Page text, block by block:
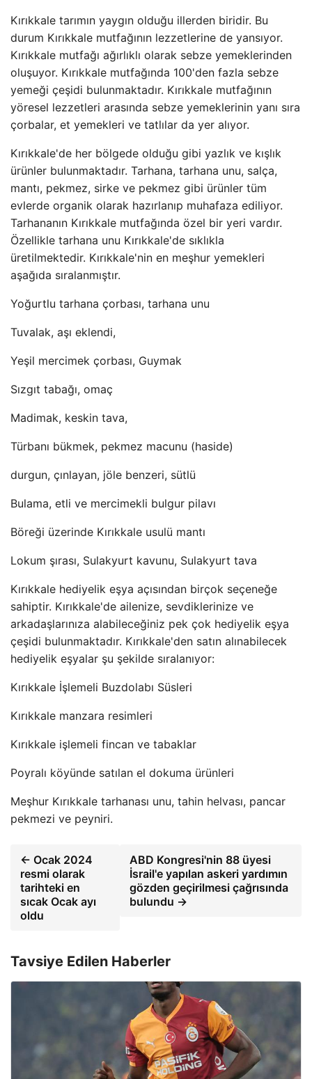
Kırıkkale tarımın yaygın olduğu illerden biridir. Bu
durum Kırıkkale mutfağının lezzetlerine de yansıyor.
Kırıkkale mutfağı ağırlıklı olarak sebze yemeklerinden
oluşuyor. Kırıkkale mutfağında 100'den fazla sebze
yemeği çeşidi bulunmaktadır. Kırıkkale mutfağının
yöresel lezzetleri arasında sebze yemeklerinin yanı sıra
çorbalar, et yemekleri ve tatlılar da yer alıyor.
Kırıkkale'de her bölgede olduğu gibi yazlık ve kışlık
ürünler bulunmaktadır. Tarhana, tarhana unu, salça,
mantı, pekmez, sirke ve pekmez gibi ürünler tüm
evlerde organik olarak hazırlanıp muhafaza ediliyor.
Tarhananın Kırıkkale mutfağında özel bir yeri vardır.
Özellikle tarhana unu Kırıkkale'de sıklıkla
üretilmektedir. Kırıkkale'nin en meşhur yemekleri
aşağıda sıralanmıştır.
Yoğurtlu tarhana çorbası, tarhana unu
Tuvalak, aşı eklendi,
Yeşil mercimek çorbası, Guymak
Sızgıt tabağı, omaç
Madimak, keskin tava,
Türbanı bükmek, pekmez macunu (haside)
durgun, çınlayan, jöle benzeri, sütlü
Bulama, etli ve mercimekli bulgur pilavı
Böreği üzerinde Kırıkkale usulü mantı
Lokum şırası, Sulakyurt kavunu, Sulakyurt tava
Kırıkkale hediyelik eşya açısından birçok seçeneğe
sahiptir. Kırıkkale'de ailenize, sevdiklerinize ve
arkadaşlarınıza alabileceğiniz pek çok hediyelik eşya
çeşidi bulunmaktadır. Kırıkkale'den satın alınabilecek
hediyelik eşyalar şu şekilde sıralanıyor:
Kırıkkale İşlemeli Buzdolabı Süsleri
Kırıkkale manzara resimleri
Kırıkkale işlemeli fincan ve tabaklar
Poyralı köyünde satılan el dokuma ürünleri
Meşhur Kırıkkale tarhanası unu, tahin helvası, pancar
pekmezi ve peyniri.
← Ocak 2024
resmi olarak
tarihteki en
sıcak Ocak ayı
oldu
ABD Kongresi'nin 88 üyesi
İsrail'e yapılan askeri yardımın
gözden geçirilmesi çağrısında
bulundu →
Tavsiye Edilen Haberler